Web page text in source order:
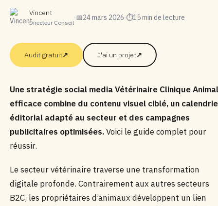
Vincent
Directeur Conseil
📅24 mars 2026 ⏱15 min de lecture
Audit gratuit↗ J'ai un projet↗
Une stratégie social media Vétérinaire Clinique
efficace combine du contenu visuel ciblé, un
éditorial adapté au secteur et des campagnes
publicitaires optimisées.Voici le guide complet pour
réussir.
Le secteur vétérinaire traverse une transformation
digitale profonde. Contrairement aux autres secteurs
B2C, les propriétaires d’animaux développent un lien